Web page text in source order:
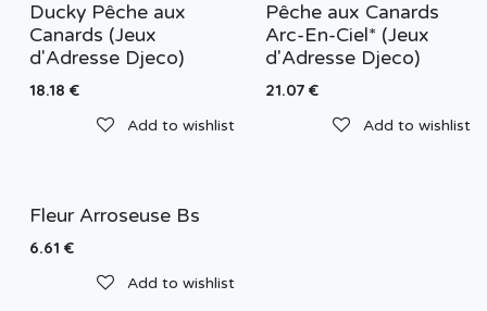
Ducky Pêche aux
Canards (Jeux
d'Adresse Djeco)
18.18 €
Add to wishlist
Pêche aux Canards
Arc-En-Ciel* (Jeux
d'Adresse Djeco)
21.07€
Add to wishlist
Fleur Arroseuse Bs
6.61 €
Add to wishlist